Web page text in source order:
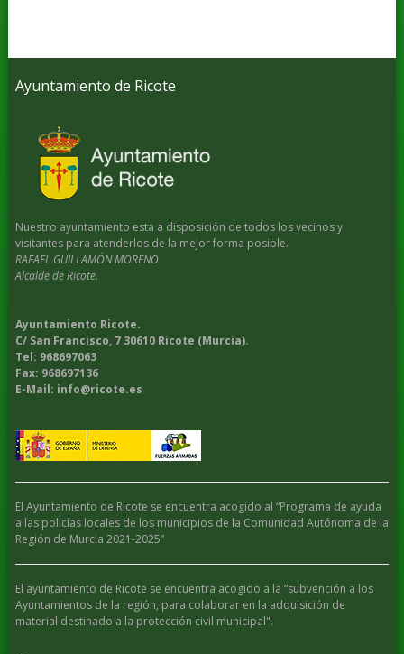
Ayuntamiento de Ricote
Nuestro ayuntamiento esta a disposición de todos los vecinos y
visitantes para atenderlos de la mejor forma posible.
RAFAEL GUILLAMÓN MORENO
Alcalde de Ricote.
Ayuntamiento Ricote.
C/ San Francisco, 7 30610 Ricote (Murcia).
Tel: 968697063
Fax: 968697136
E-Mail: info@ricote.es
El Ayuntamiento de Ricote se encuentra acogido al “Programa de ayuda
a las policías locales de los municipios de la Comunidad Autónoma de la
Región de Murcia 2021-2025”
El ayuntamiento de Ricote se encuentra acogido a la “subvención a los
Ayuntamientos de la región, para colaborar en la adquisición de
material destinado a la protección civil municipal".